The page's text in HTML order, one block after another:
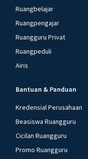
Ruangbelajar
Ruangpengajar
Ruangguru Privat
Ruangpeduli
Airis
Bantuan & Panduan
Kredensial Perusahaan
Beasiswa Ruangguru
Cicilan Ruangguru
Promo Ruangguru